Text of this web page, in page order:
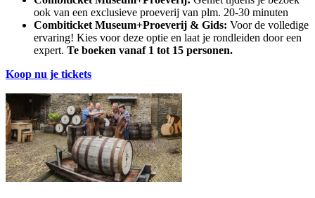
ook van een exclusieve proeverij van plm. 20-30 minuten
Combiticket Museum+Proeverij & Gids: Voor de volledige
ervaring! Kies voor deze optie en laat je rondleiden door een
expert. Te boeken vanaf 1 tot 15 personen.
Koop nu je tickets